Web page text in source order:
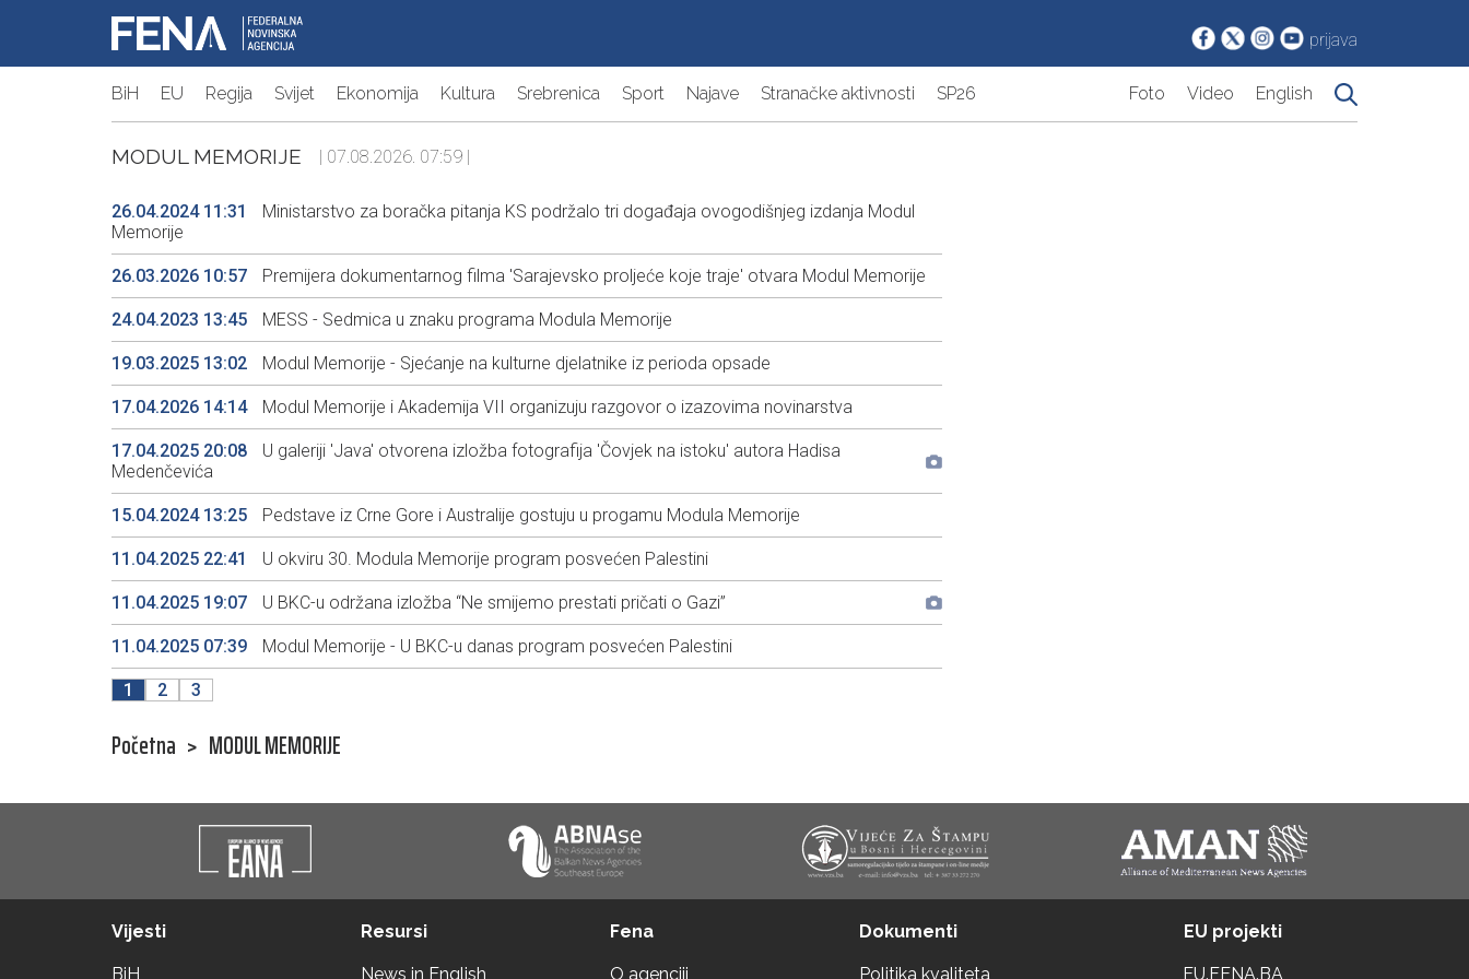
prijava
BiH EU Regija Svijet Ekonomija Kultura Srebrenica Sport Najave Stranačke aktivnosti SP26 Foto Video English
MODUL MEMORIJE | 07.08.2026. 07:59 |
26.04.2024 11:31
Ministarstvo za boračka pitanja KS podržalo tri događaja ovogodišnjeg izdanja Modul
Memorije
26.03.2026 10:57 Premijera dokumentarnog filma 'Sarajevsko proljeće koje traje' otvara Modul Memorije
24.04.2023 13:45 MESS - Sedmica u znaku programa Modula Memorije
19.03.2025 13:02 Modul Memorije - Sjećanje na kulturne djelatnike iz perioda opsade
17.04.2026 14:14 Modul Memorije i Akademija VII organizuju razgovor o izazovima novinarstva
17.04.2025 20:08
U galeriji 'Java' otvorena izložba fotografija 'Čovjek na istoku' autora Hadisa
Medenčevića
15.04.2024 13:25 Pedstave iz Crne Gore i Australije gostuju u progamu Modula Memorije
11.04.2025 22:41 U okviru 30. Modula Memorije program posvećen Palestini
11.04.2025 19:07 U BKC-u održana izložba “Ne smijemo prestati pričati o Gazi”
11.04.2025 07:39 Modul Memorije - U BKC-u danas program posvećen Palestini
1 2 3
Početna > MODUL MEMORIJE
Vijesti
BiH
Resursi
News in English
Fena
O agenciji
Dokumenti
Politika kvaliteta
EU projekti
EU.FENA.BA